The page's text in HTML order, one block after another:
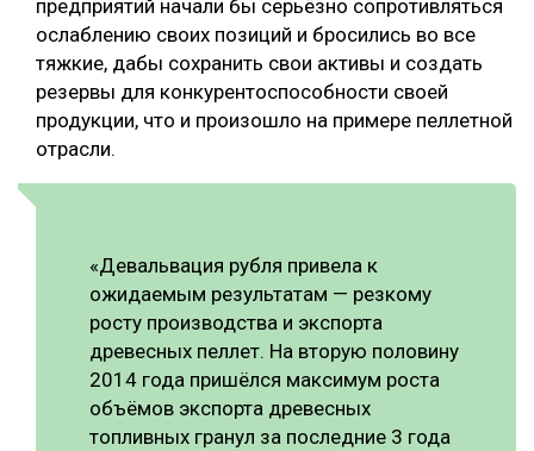
предприятий начали бы серьёзно сопротивляться
ослаблению своих позиций и бросились во все
тяжкие, дабы сохранить свои активы и создать
резервы для конкурентоспособности своей
продукции, что и произошло на примере пеллетной
отрасли.
«Девальвация рубля привела к
ожидаемым результатам — резкому
росту производства и экспорта
древесных пеллет. На вторую половину
2014 года пришёлся максимум роста
объёмов экспорта древесных
топливных гранул за последние 3 года